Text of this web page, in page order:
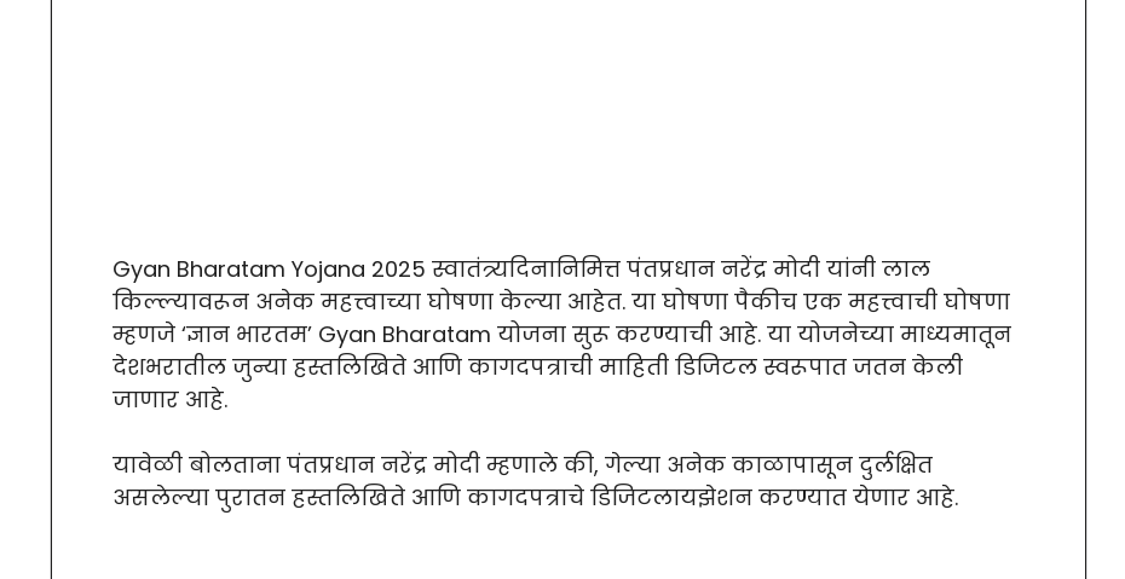
Gyan Bharatam Yojana 2025 स्वातंत्र्यदिनानिमित्त पंतप्रधान नरेंद्र मोदी यांनी लाल
किल्ल्यावरून अनेक महत्त्वाच्या घोषणा केल्या आहेत. या घोषणा पैकीच एक महत्त्वाची घोषणा
म्हणजे ‘ज्ञान भारतम’ Gyan Bharatam योजना सुरू करण्याची आहे. या योजनेच्या माध्यमातून
देशभरातील जुन्या हस्तलिखिते आणि कागदपत्राची माहिती डिजिटल स्वरूपात जतन केली
जाणार आहे.
यावेळी बोलताना पंतप्रधान नरेंद्र मोदी म्हणाले की, गेल्या अनेक काळापासून दुर्लक्षित
असलेल्या पुरातन हस्तलिखिते आणि कागदपत्राचे डिजिटलायझेशन करण्यात येणार आहे.